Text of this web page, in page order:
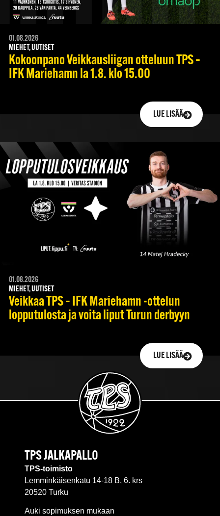
01.08.2026
MIEHET, UUTISET
Kokoonpano Veikkausliigan otteluun TPS –
IFK Mariehamn la 1.8. klo 15.00
LUE LISÄÄ
01.08.2026
MIEHET, UUTISET
Veikkaa TPS – IFK Mariehamn -ottelun
lopputulosta ja voita liput Turun derbyyn
LUE LISÄÄ
TPS JALKAPALLO
TPS-toimisto
Lemminkäisenkatu 14-18 B, 6. krs
20520 Turku
Auki sopimuksen mukaan